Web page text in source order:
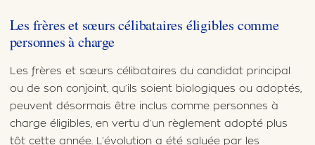
Les frères et sœurs célibataires éligibles comme
personnes à charge
Les frères et sœurs célibataires du candidat principal
ou de son conjoint, qu’ils soient biologiques ou adoptés,
peuvent désormais être inclus comme personnes à
charge éligibles, en vertu d’un règlement adopté plus
tôt cette année. L’évolution a été saluée par les